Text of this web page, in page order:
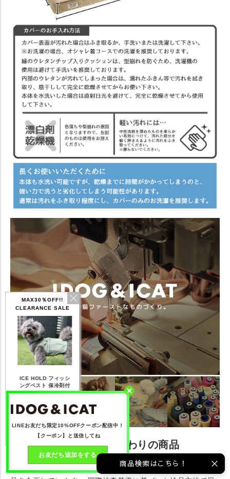
MAX30％OFF!!
CLEARANCE SALE
ッククーラー 保冷剤
付
円(税込み)
詳しく見る
テックタンク 遮熱
UVカット
【20％OFF】2,200
円(税込み)
詳しく見る
リフレッシングバンダ
ナ
【20％OFF】1,144
円(税込み)
詳しく見る
愛犬愛猫家が考えたこだわりの商品
ペットを愛するスタッフが集まり、ペットを最優先に考え商
LINEお友だち限定10%OFFクーポン配信中！
【クーポン】と送信してね
お友だち追加をする
商品検索はこちら！